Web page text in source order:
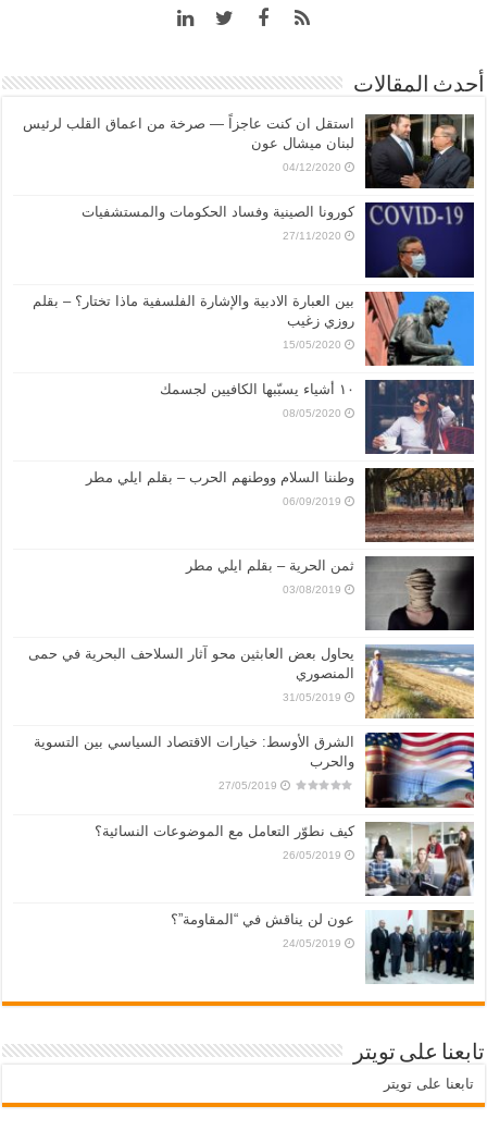
أحدث المقالات
استقل ان كنت عاجزاً — صرخة من اعماق القلب لرئيس
لبنان ميشال عون
04/12/2020
كورونا الصينية وفساد الحكومات والمستشفيات
27/11/2020
بين العبارة الادبية والإشارة الفلسفية ماذا تختار؟ – بقلم
روزي زغيب
15/05/2020
١٠ أشياء يسبّبها الكافيين لجسمك
08/05/2020
وطننا السلام ووطنهم الحرب – بقلم ايلي مطر
06/09/2019
ثمن الحرية – بقلم ايلي مطر
03/08/2019
يحاول بعض العابثين محو آثار السلاحف البحرية في حمى
المنصوري
31/05/2019
الشرق الأوسط: خيارات الاقتصاد السياسي بين التسوية
والحرب
27/05/2019
كيف نطوّر التعامل مع الموضوعات النسائية؟
26/05/2019
عون لن يناقش في “المقاومة”؟
24/05/2019
تابعنا على تويتر
تابعنا على تويتر